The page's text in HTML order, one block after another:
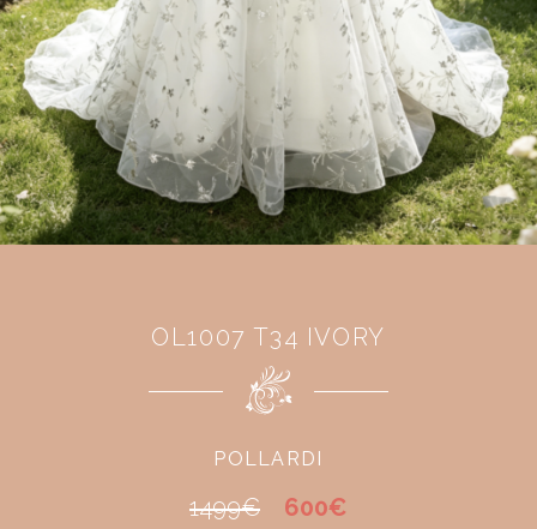
OL1007 T34 IVORY
POLLARDI
1499€ 600€